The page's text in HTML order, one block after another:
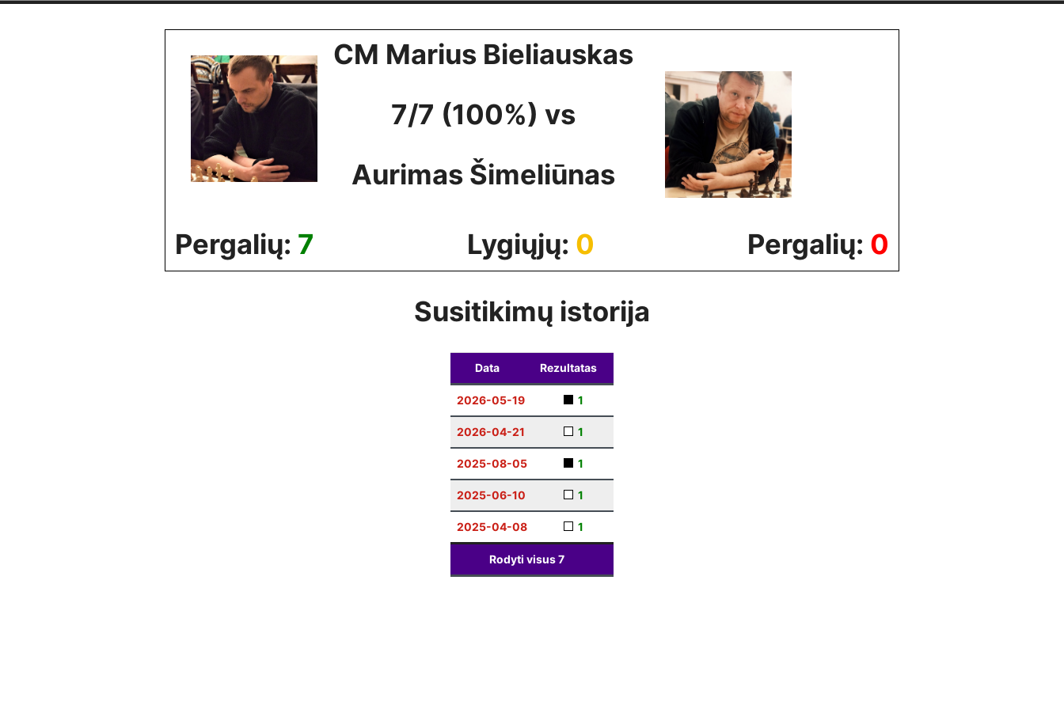
CM Marius Bieliauskas
7/7 (100%) vs
Aurimas Šimeliūnas
Pergalių: 7 Lygiųjų: 0 Pergalių: 0
Susitikimų istorija
Data Rezultatas
2026-05-19 1
2026-04-21 1
2025-08-05 1
2025-06-10 1
2025-04-08 1
Rodyti visus7